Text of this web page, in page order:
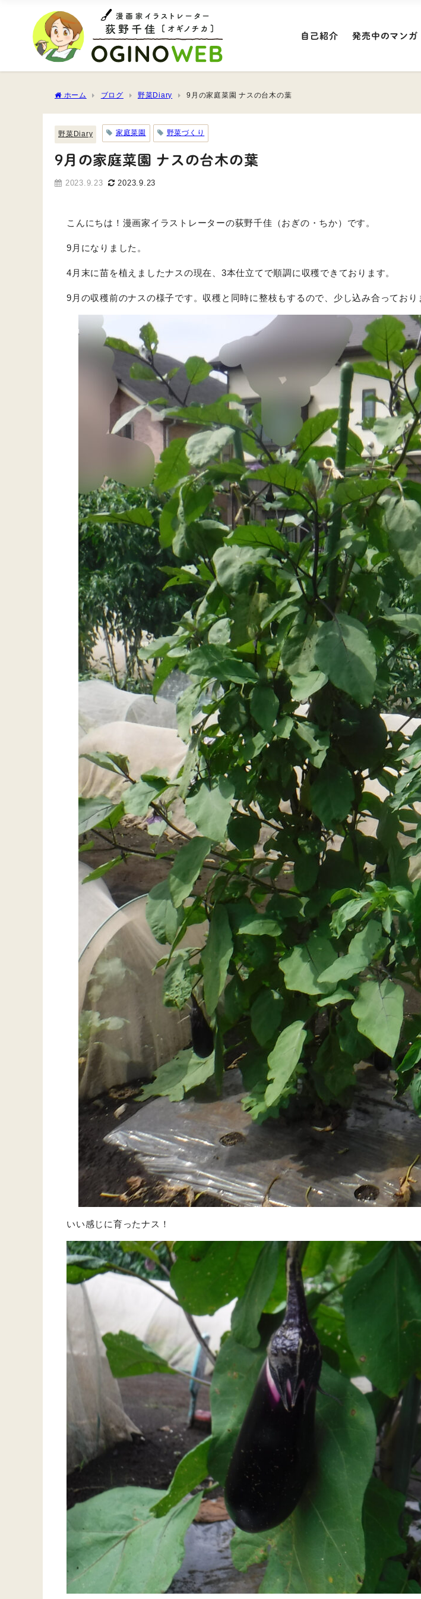
自己紹介 発売中のマンガ
ホーム ブログ 野菜Diary 9月の家庭菜園 ナスの台木の葉
野菜Diary 家庭菜園 野菜づくり
9月の家庭菜園 ナスの台木の葉
2023.9.23 2023.9.23
こんにちは！漫画家イラストレーターの荻野千佳（おぎの・ちか）です。
9月になりました。
4月末に苗を植えましたナスの現在、3本仕立てで順調に収穫できております。
9月の収穫前のナスの様子です。収穫と同時に整枝もするので、少し込み合っており
いい感じに育ったナス！